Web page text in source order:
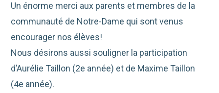
Un énorme merci aux parents et membres de la
communauté de Notre-Dame qui sont venus
encourager nos élèves!
Nous désirons aussi souligner la participation
d’Aurélie Taillon (2e année) et de Maxime Taillon
(4e année).